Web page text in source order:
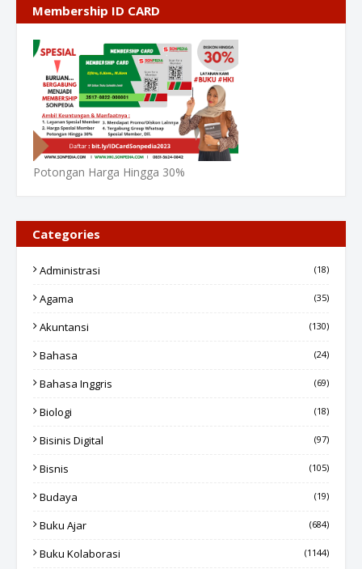
Membership ID CARD
Potongan Harga Hingga 30%
Categories
Administrasi (18)
Agama (35)
Akuntansi (130)
Bahasa (24)
Bahasa Inggris (69)
Biologi (18)
Bisinis Digital (97)
Bisnis (105)
Budaya (19)
Buku Ajar (684)
Buku Kolaborasi (1144)